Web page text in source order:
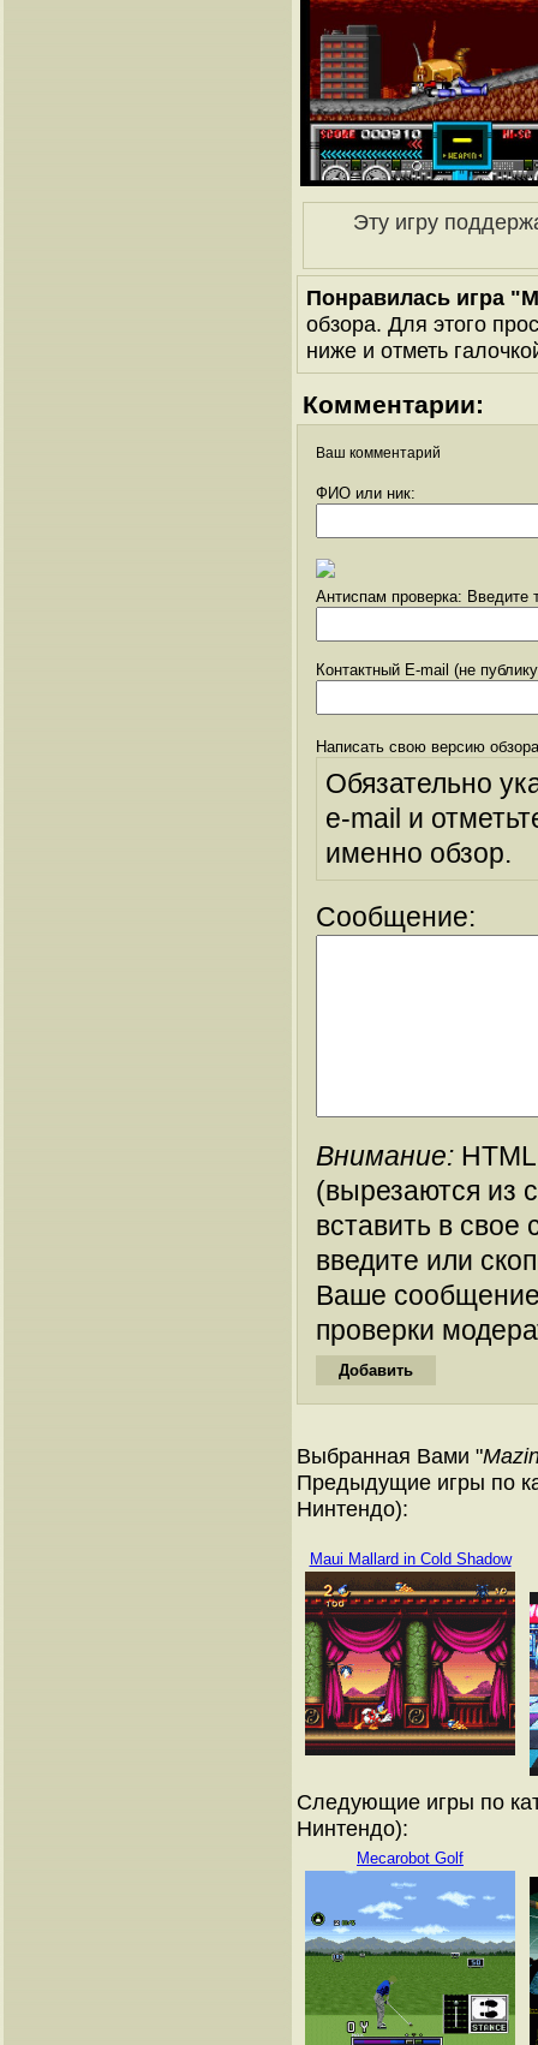
Эту игру
Понравилась игра
обзора. Для этого
ниже и отметь
Комментарии:
Ваш комментарий
ФИО или ник:
Антиспам проверка: Введите
Контактный E-mail (не
Написать свою версию
Обязательно
e-mail и
именно обзор.
Сообщение:
Внимание:
(вырезаются из
вставить в
введите или
Ваше
проверки
Выбранная Вами "
Предыдущие игры по
Нинтендо):
Maui Mallard in Cold Shadow
Следующие игры по
Нинтендо):
Mecarobot Golf